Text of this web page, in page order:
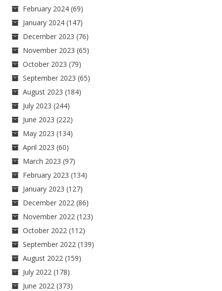
February 2024 (69)
January 2024 (147)
December 2023 (76)
November 2023 (65)
October 2023 (79)
September 2023 (65)
August 2023 (184)
July 2023 (244)
June 2023 (222)
May 2023 (134)
April 2023 (60)
March 2023 (97)
February 2023 (134)
January 2023 (127)
December 2022 (86)
November 2022 (123)
October 2022 (112)
September 2022 (139)
August 2022 (159)
July 2022 (178)
June 2022 (373)